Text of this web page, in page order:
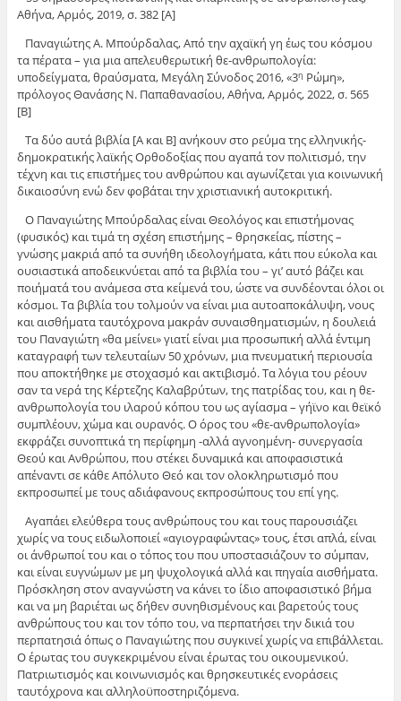
Αθήνα, Αρμός, 2019, σ. 382 [Α]
Παναγιώτης Α. Μπούρδαλας, Από την αχαϊκή γη έως του κόσμου
τα πέρατα – για μια απελευθερωτική θε-ανθρωπολογία:
υποδείγματα, θραύσματα, Μεγάλη Σύνοδος 2016, «3η Ρώμη»,
πρόλογος Θανάσης Ν. Παπαθανασίου, Αθήνα, Αρμός, 2022, σ. 565
[Β]
Τα δύο αυτά βιβλία [Α και Β] ανήκουν στο ρεύμα της ελληνικής-
δημοκρατικής λαϊκής Ορθοδοξίας που αγαπά τον πολιτισμό, την
τέχνη και τις επιστήμες του ανθρώπου και αγωνίζεται για κοινωνική
δικαιοσύνη ενώ δεν φοβάται την χριστιανική αυτοκριτική.
Ο Παναγιώτης Μπούρδαλας είναι Θεολόγος και επιστήμονας
(φυσικός) και τιμά τη σχέση επιστήμης – θρησκείας, πίστης –
γνώσης μακριά από τα συνήθη ιδεολογήματα, κάτι που εύκολα και
ουσιαστικά αποδεικνύεται από τα βιβλία του – γι’ αυτό βάζει και
ποιήματά του ανάμεσα στα κείμενά του, ώστε να συνδέονται όλοι οι
κόσμοι. Τα βιβλία του τολμούν να είναι μια αυτοαποκάλυψη, νους
και αισθήματα ταυτόχρονα μακράν συναισθηματισμών, η δουλειά
του Παναγιώτη «θα μείνει» γιατί είναι μια προσωπική αλλά έντιμη
καταγραφή των τελευταίων 50 χρόνων, μια πνευματική περιουσία
που αποκτήθηκε με στοχασμό και ακτιβισμό. Τα λόγια του ρέουν
σαν τα νερά της Κέρτεζης Καλαβρύτων, της πατρίδας του, και η θε-
ανθρωπολογία του ιλαρού κόπου του ως αγίασμα – γήϊνο και θεϊκό
συμπλέουν, χώμα και ουρανός. Ο όρος του «θε-ανθρωπολογία»
εκφράζει συνοπτικά τη περίφημη -αλλά αγνοημένη- συνεργασία
Θεού και Ανθρώπου, που στέκει δυναμικά και αποφασιστικά
απέναντι σε κάθε Απόλυτο Θεό και τον ολοκληρωτισμό που
εκπροσωπεί με τους αδιάφανους εκπροσώπους του επί γης.
Αγαπάει ελεύθερα τους ανθρώπους του και τους παρουσιάζει
χωρίς να τους ειδωλοποιεί «αγιογραφώντας» τους, έτσι απλά, είναι
οι άνθρωποί του και ο τόπος του που υποστασιάζουν το σύμπαν,
και είναι ευγνώμων με μη ψυχολογικά αλλά και πηγαία αισθήματα.
Πρόσκληση στον αναγνώστη να κάνει το ίδιο αποφασιστικό βήμα
και να μη βαριέται ως δήθεν συνηθισμένους και βαρετούς τους
ανθρώπους του και τον τόπο του, να περπατήσει την δικιά του
περπατησιά όπως ο Παναγιώτης που συγκινεί χωρίς να επιβάλλεται.
Ο έρωτας του συγκεκριμένου είναι έρωτας του οικουμενικού.
Πατριωτισμός και κοινωνισμός και θρησκευτικές ενοράσεις
ταυτόχρονα και αλληλοϋποστηριζόμενα.